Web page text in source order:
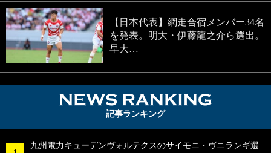
【日本代表】網走合宿メンバー34名
を発表。明大・伊藤龍之介ら選出。
早大…
記事ランキング
九州電力キューデンヴォルテクスのサイモニ・ヴニランギ選